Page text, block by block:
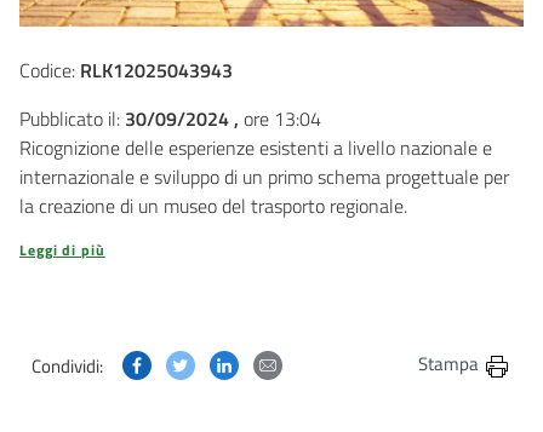
Codice: RLK12025043943
Pubblicato il: 30/09/2024 , ore 13:04
Ricognizione delle esperienze esistenti a livello nazionale e
internazionale e sviluppo di un primo schema progettuale per
la creazione di un museo del trasporto regionale.
Leggi di più
Condividi: Condividi questa pagina su Facebook
Condividi questa pagina su Twitter
Condividi questa pagina su Linkedin
Condividi questa pagina via
Stampa